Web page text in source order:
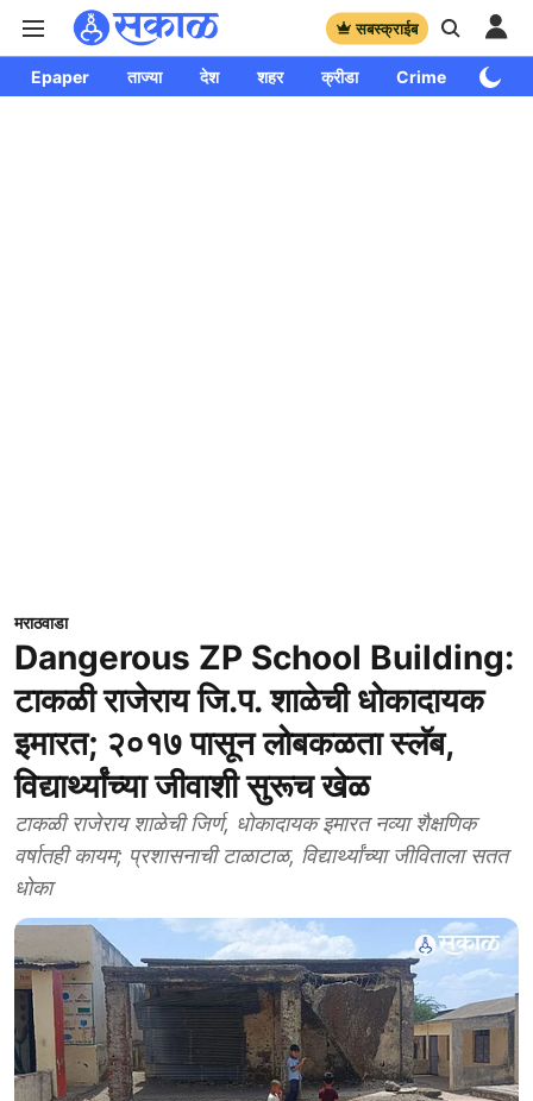
सबस्क्राईब
Epaper ताज्या देश शहर क्रीडा Crime
मराठवाडा
Dangerous ZP School Building:
टाकळी राजेराय जि.प. शाळेची धोकादायक
इमारत; २०१७ पासून लोबकळता स्लॅब,
विद्यार्थ्यांच्या जीवाशी सुरूच खेळ
टाकळी राजेराय शाळेची जिर्ण, धोकादायक इमारत नव्या शैक्षणिक
वर्षातही कायम; प्रशासनाची टाळाटाळ, विद्यार्थ्यांच्या जीविताला सतत
धोका